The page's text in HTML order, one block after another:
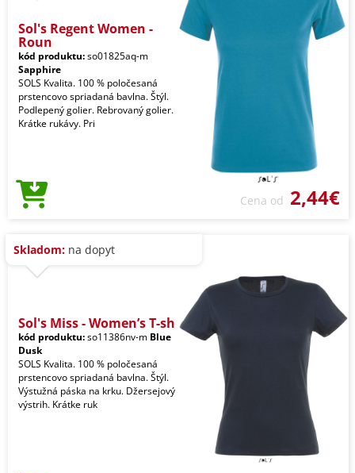
Sol's Regent Women -
Roun
kód produktu:so01825aq-m
Sapphire
SOLS Kvalita. 100 % poločesaná
prstencovo spriadaná bavlna. Štýl.
Podlepený golier. Rebrovaný golier.
Krátke rukávy. Pri
Cena od 2,44€
Skladom: na dopyt
Sol's Miss - Women’s T-sh
kód produktu:so11386nv-m Blue
Dusk
SOLS Kvalita. 100 % poločesaná
prstencovo spriadaná bavlna. Štýl.
Výstužná páska na krku. Džersejový
výstrih. Krátke ruk